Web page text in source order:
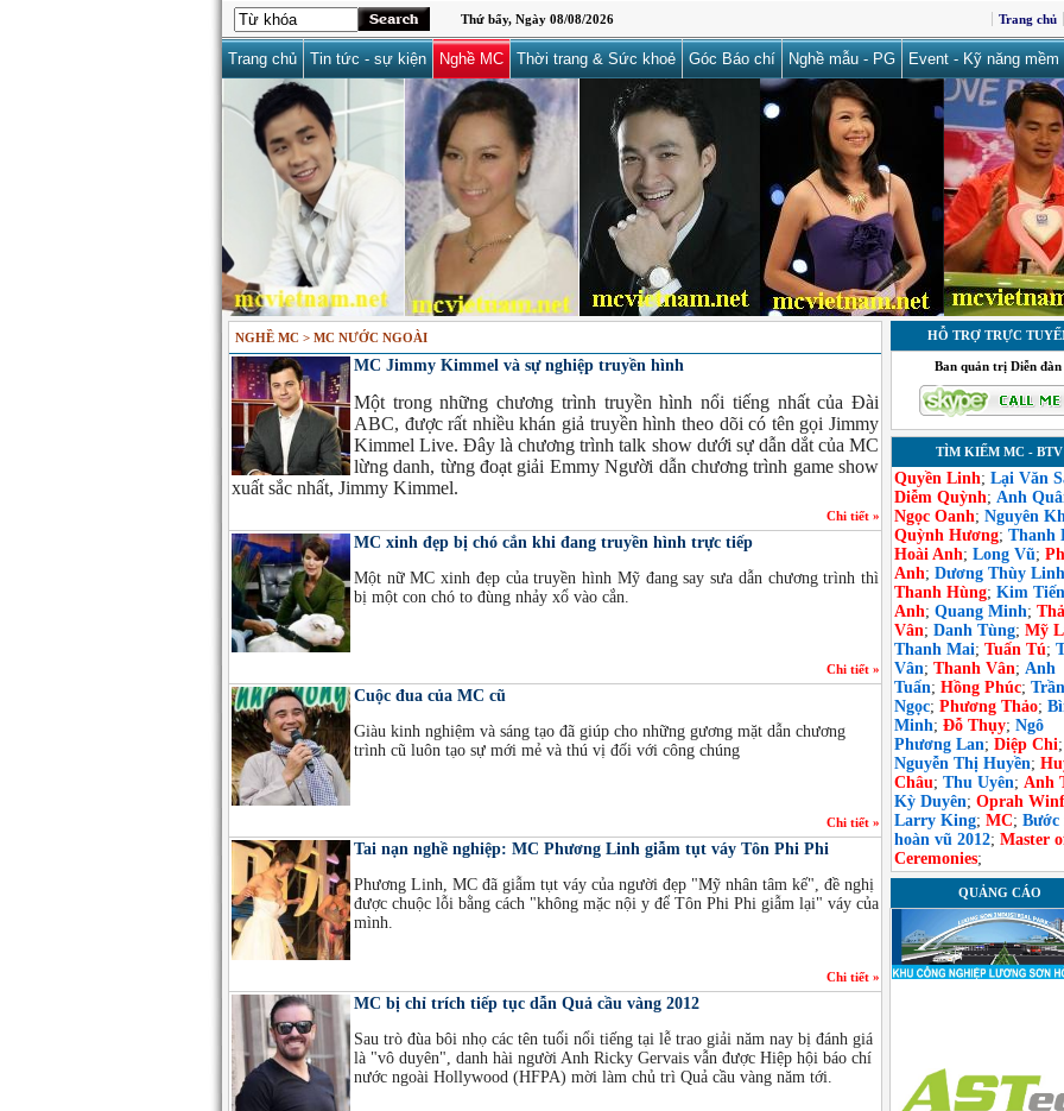
Thứ bẩy, Ngày 08/08/2026 Trang chủ
Trang chủ Tin tức - sự kiện Nghề MC Thời trang & Sức khoẻ Góc Báo chí Nghề mẫu - PG Event - Kỹ năng mềm
NGHỀ MC > MC NƯỚC NGOÀI
MC Jimmy Kimmel và sự nghiệp truyền hình
Một trong những chương trình truyền hình nổi tiếng nhất của Đài
ABC, được rất nhiều khán giả truyền hình theo dõi có tên gọi Jimmy
Kimmel Live. Đây là chương trình talk show dưới sự dẫn dắt của MC
lừng danh, từng đoạt giải Emmy Người dẫn chương trình game show
xuất sắc nhất, Jimmy Kimmel.
Chi tiết »
MC xinh đẹp bị chó cắn khi đang truyền hình trực tiếp
Một nữ MC xinh đẹp của truyền hình Mỹ đang say sưa dẫn chương trình thì
bị một con chó to đùng nhảy xổ vào cắn.
Chi tiết »
Cuộc đua của MC cũ
Giàu kinh nghiệm và sáng tạo đã giúp cho những gương mặt dẫn chương
trình cũ luôn tạo sự mới mẻ và thú vị đối với công chúng
Chi tiết »
Tai nạn nghề nghiệp: MC Phương Linh giẫm tụt váy Tôn Phi Phi
Phương Linh, MC đã giẫm tụt váy của người đẹp "Mỹ nhân tâm kế", đề nghị
được chuộc lỗi bằng cách "không mặc nội y để Tôn Phi Phi giẫm lại" váy của
mình.
Chi tiết »
MC bị chỉ trích tiếp tục dẫn Quả cầu vàng 2012
Sau trò đùa bôi nhọ các tên tuổi nổi tiếng tại lễ trao giải năm nay bị đánh giá
là "vô duyên", danh hài người Anh Ricky Gervais vẫn được Hiệp hội báo chí
nước ngoài Hollywood (HFPA) mời làm chủ trì Quả cầu vàng năm tới.
HỖ TRỢ TRỰC
Ban quản trị Diễn đàn
TÌM KIẾM MC - BTV
Quyền Linh; Lại Văn
Diễm Quỳnh; Anh
Ngọc Oanh; Nguyên
Quỳnh Hương; Thanh
Hoài Anh; Long Vũ;
Anh; Dương Thùy Linh
Thanh Hùng; Kim Tiến
Anh; Quang Minh;
Vân; Danh Tùng; Mỹ
Thanh Mai; Tuấn Tú;
Vân; Thanh Vân; Anh
Tuấn; Hồng Phúc; Trần
Ngọc; Phương Thảo;
Minh; Đỗ Thụy; Ngô
Phương Lan; Diệp Chi;
Nguyễn Thị Huyền;
Châu; Thu Uyên; Anh
Kỳ Duyên; Oprah
Larry King; MC; Bước
hoàn vũ 2012; Master
Ceremonies;
QUẢNG CÁO